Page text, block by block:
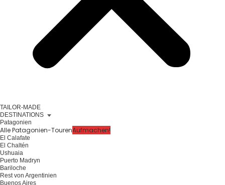
TAILOR-MADE
DESTINATIONS
Patagonien
Alle Patagonien-TourenAufmachen!
El Calafate
El Chaltén
Ushuaia
Puerto Madryn
Bariloche
Rest von Argentinien
Buenos Aires